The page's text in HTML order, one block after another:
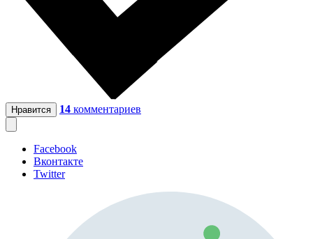
Нравится 14 комментариев
Facebook
Вконтакте
Twitter